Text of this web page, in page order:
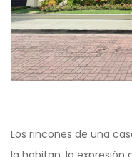
Los rincones de una